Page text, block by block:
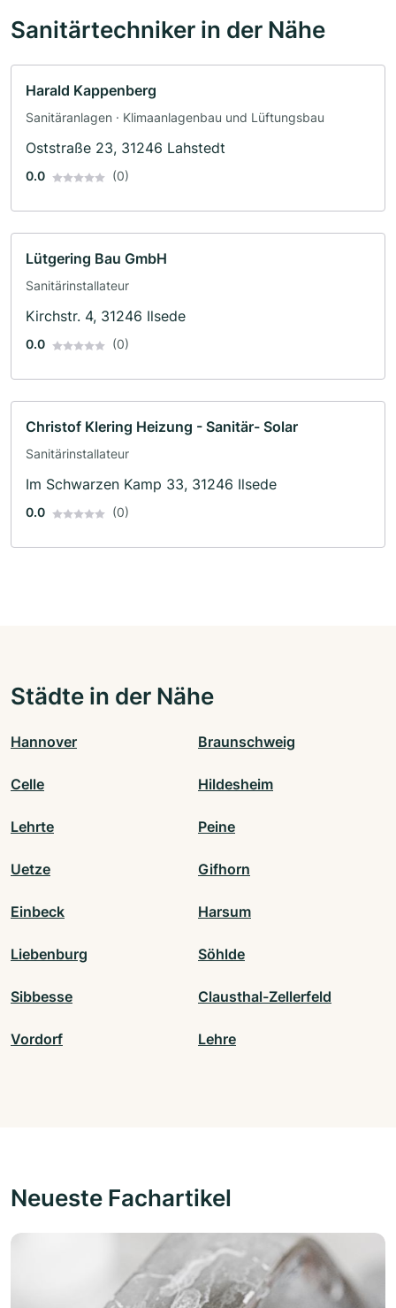
Sanitärtechniker in der Nähe
Harald Kappenberg
Sanitäranlagen · Klimaanlagenbau und Lüftungsbau
Oststraße 23, 31246 Lahstedt
0.0 (0)
Lütgering Bau GmbH
Sanitärinstallateur
Kirchstr. 4, 31246 Ilsede
0.0 (0)
Christof Klering Heizung - Sanitär- Solar
Sanitärinstallateur
Im Schwarzen Kamp 33, 31246 Ilsede
0.0 (0)
Städte in der Nähe
Hannover Braunschweig
Celle Hildesheim
Lehrte Peine
Uetze Gifhorn
Einbeck Harsum
Liebenburg Söhlde
Sibbesse Clausthal-Zellerfeld
Vordorf Lehre
Neueste Fachartikel